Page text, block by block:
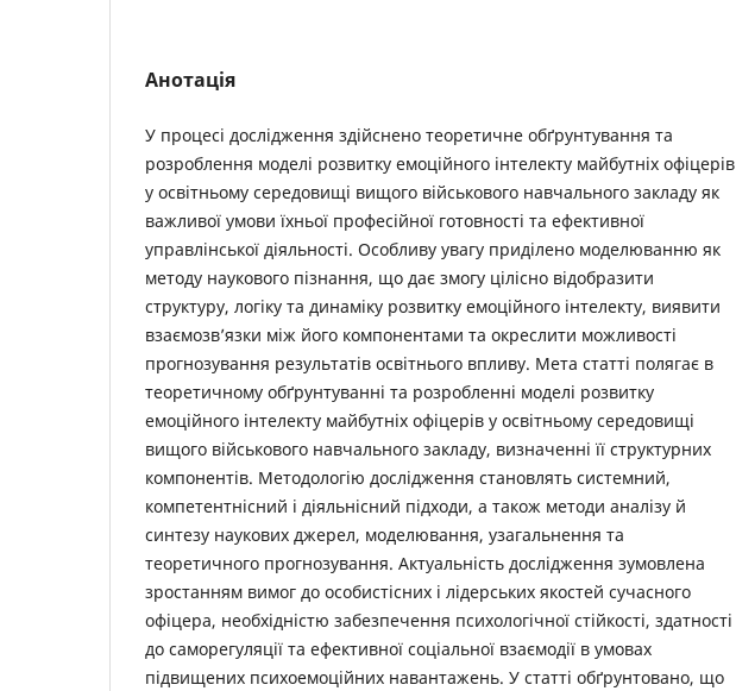
Анотація
У процесі дослідження здійснено теоретичне обґрунтування та
розроблення моделі розвитку емоційного інтелекту майбутніх офіцерів
у освітньому середовищі вищого військового навчального закладу як
важливої умови їхньої професійної готовності та ефективної
управлінської діяльності. Особливу увагу приділено моделюванню як
методу наукового пізнання, що дає змогу цілісно відобразити
структуру, логіку та динаміку розвитку емоційного інтелекту, виявити
взаємозв’язки між його компонентами та окреслити можливості
прогнозування результатів освітнього впливу. Мета статті полягає в
теоретичному обґрунтуванні та розробленні моделі розвитку
емоційного інтелекту майбутніх офіцерів у освітньому середовищі
вищого військового навчального закладу, визначенні її структурних
компонентів. Методологію дослідження становлять системний,
компетентнісний і діяльнісний підходи, а також методи аналізу й
синтезу наукових джерел, моделювання, узагальнення та
теоретичного прогнозування. Актуальність дослідження зумовлена
зростанням вимог до особистісних і лідерських якостей сучасного
офіцера, необхідністю забезпечення психологічної стійкості, здатності
до саморегуляції та ефективної соціальної взаємодії в умовах
підвищених психоемоційних навантажень. У статті обґрунтовано, що